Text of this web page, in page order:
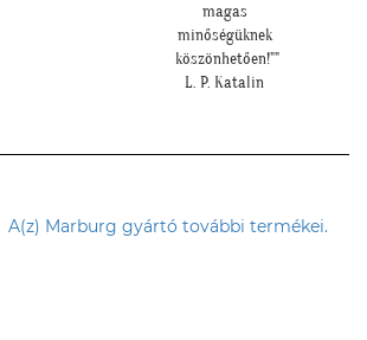
magas
minőségüknek
köszönhetően!""
L. P. Katalin
A(z) Marburg gyártó további termékei.